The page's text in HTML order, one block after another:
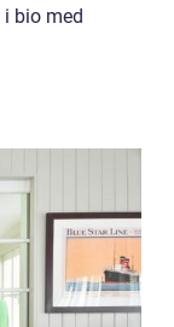
bio med